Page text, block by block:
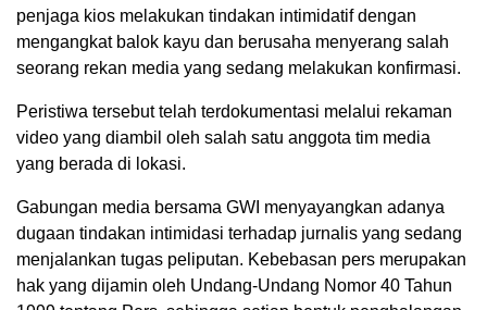
penjaga kios melakukan tindakan intimidatif dengan
mengangkat balok kayu dan berusaha menyerang salah
seorang rekan media yang sedang melakukan konfirmasi.
Peristiwa tersebut telah terdokumentasi melalui rekaman
video yang diambil oleh salah satu anggota tim media
yang berada di lokasi.
Gabungan media bersama GWI menyayangkan adanya
dugaan tindakan intimidasi terhadap jurnalis yang sedang
menjalankan tugas peliputan. Kebebasan pers merupakan
hak yang dijamin oleh Undang-Undang Nomor 40 Tahun